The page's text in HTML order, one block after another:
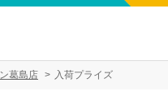
葛島店 入荷プライズ